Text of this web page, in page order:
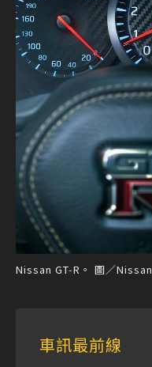
Nissan GT-R。 圖／Nissan
車訊最前線